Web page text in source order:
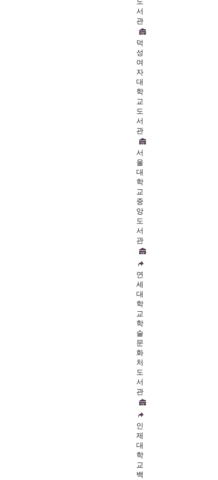
서
관
덕
성
여
자
대
학
교
도
서
관
서
울
대
학
교
중
앙
도
서
관
연
세
대
학
교
학
술
문
화
처
도
서
관
인
제
대
학
교
백